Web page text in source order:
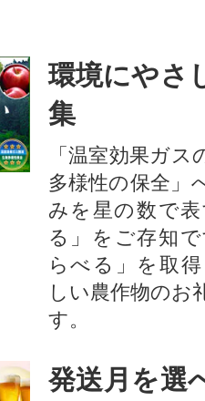
環境にやさ
集
「温室効果ガ
多様性の保全」
みを星の数で
る」をご存知
らべる」を取
しい農作物のお
す。​
発送月を選